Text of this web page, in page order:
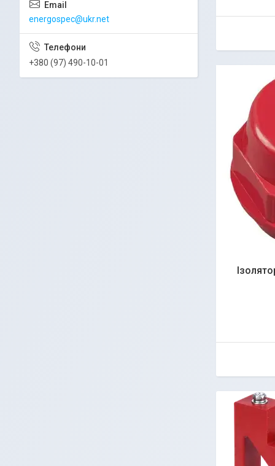
energospec@ukr.net
+380 (97) 490-10-01